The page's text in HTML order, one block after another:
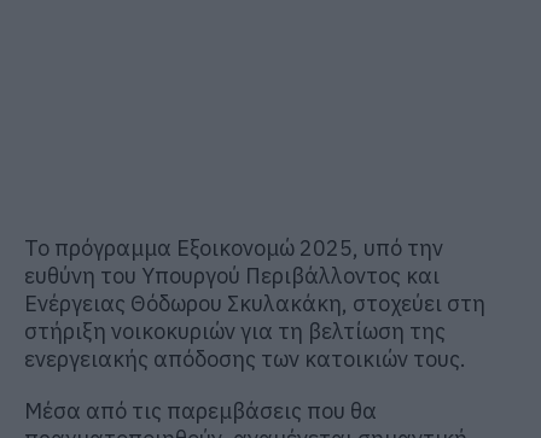
Το πρόγραμμα Εξοικονομώ 2025, υπό την
ευθύνη του Υπουργού Περιβάλλοντος και
Ενέργειας Θόδωρου Σκυλακάκη, στοχεύει στη
στήριξη νοικοκυριών για τη βελτίωση της
ενεργειακής απόδοσης των κατοικιών τους.
Μέσα από τις παρεμβάσεις που θα